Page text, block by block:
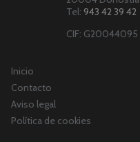
Tel: 943 42 39 42
CIF: G20044095
Inicio
Contacto
Aviso legal
Política de cookies